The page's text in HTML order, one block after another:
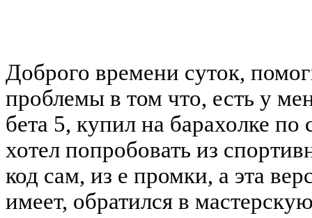
Доброго времени суток,
проблемы в том что, есть у
бета 5, купил на барахолке
хотел попробовать из
код сам, из е промки, а эта
имеет, обратился в